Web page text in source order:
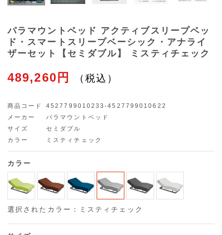
パラマウントベッド アクティブスリープベッ
ド・スマートスリープベーシック・アナライ
ザーセット【セミダブル】 ミスティチェック
489,260円
商品コード
4527799010233-4527799010622
メーカー
パラマウントベッド
サイズ
セミダブル
カラー
ミスティチェック
カラー
選択されたカラー：ミスティチェック